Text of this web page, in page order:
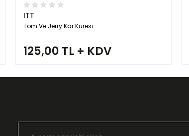
ITT
Tom Ve Jerry Kar Küresi
125,00 TL + KDV